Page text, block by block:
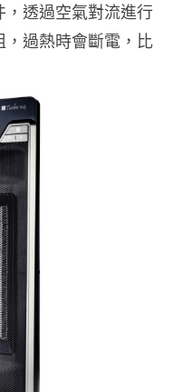
透過空氣對流進行
過熱時會斷電，比